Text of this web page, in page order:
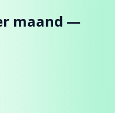
maand —